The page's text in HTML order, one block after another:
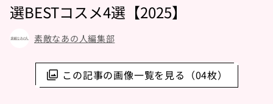
この記事の画像一覧を見る（04枚）
選BESTコスメ4選【2025】
素敵なあの人編集部